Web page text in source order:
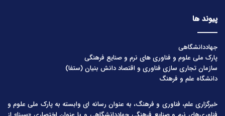
پیوند ها
جهاددانشگاهی
پارک ملی علوم و فناوری های نرم و صنایع فرهنگی
سازمان تجاری سازی فناوری و اقتصاد دانش بنیان (ستفا)
دانشگاه علم و فرهنگ
خبرگزاری علم، فناوری و فرهنگ، به عنوان رسانه ای وابسته به پارک ملی علوم و